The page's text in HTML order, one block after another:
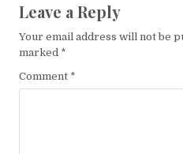
Leave a Reply
Your email address will not be
marked *
Comment *